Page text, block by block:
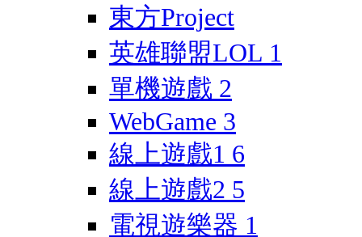
東方Project
英雄聯盟LOL 1
單機遊戲 2
WebGame 3
線上遊戲1 6
線上遊戲2 5
電視遊樂器 1